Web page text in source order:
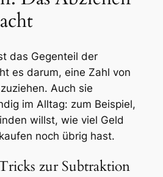
das Gegenteil der
es darum, eine Zahl von
Auch sie
im Alltag: zum Beispiel,
willst, wie viel Geld
noch übrig hast.
zur Subtraktion